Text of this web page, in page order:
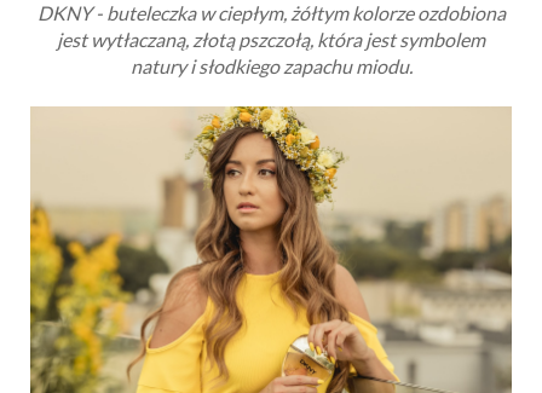
DKNY - buteleczka w ciepłym, żółtym kolorze ozdobiona
jest wytłaczaną, złotą pszczołą, która jest symbolem
natury i słodkiego zapachu miodu.